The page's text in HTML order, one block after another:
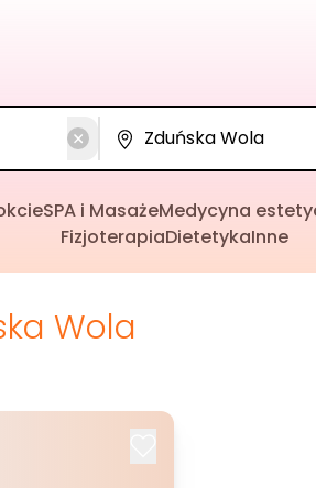
SPA i MasażeMedycyna
FizjoterapiaDietetykaInne
Wola